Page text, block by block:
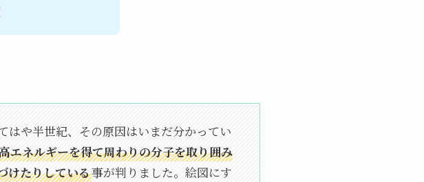
はや半世紀、その原因はいまだ分かってい
エネルギーを得て周わりの分子を取り囲み
けたりしている事が判りました。絵図にす